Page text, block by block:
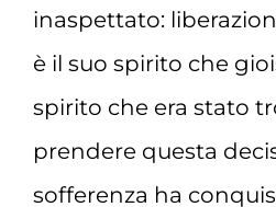
inaspettato:
è il suo spirito che
spirito che era stato
prendere questa
sofferenza ha